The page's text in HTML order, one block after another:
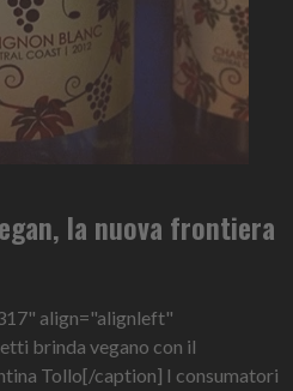
la nuova frontiera
align="alignleft"
brinda vegano con il
Tollo[/caption] I consumatori